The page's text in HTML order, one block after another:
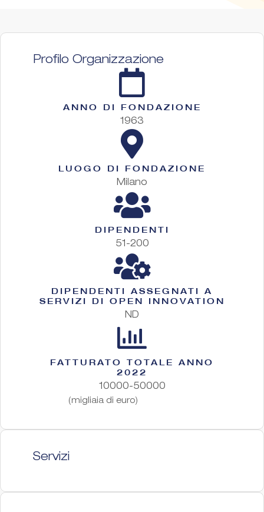
Profilo Organizzazione
ANNO DI FONDAZIONE
1963
LUOGO DI FONDAZIONE
Milano
DIPENDENTI
51-200
DIPENDENTI ASSEGNATI A
SERVIZI DI OPEN INNOVATION
ND
FATTURATO TOTALE ANNO
2022
10000-50000
(migliaia di euro)
Servizi